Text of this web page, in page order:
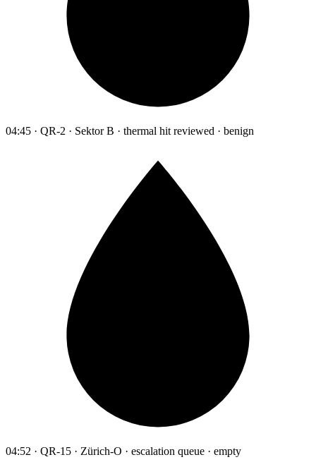
04:45 · QR-2 · Sektor B · thermal hit reviewed · benign
04:52 · QR-15 · Zürich-O · escalation queue · empty